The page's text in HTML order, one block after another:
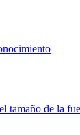
tamaño de la